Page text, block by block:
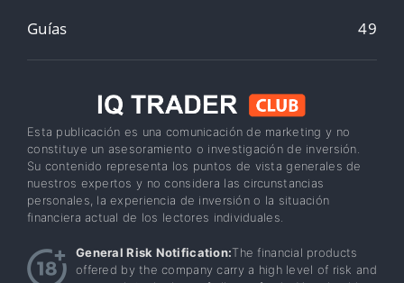
Guías 49
Esta publicación es una comunicación de marketing y no
constituye un asesoramiento o investigación de inversión.
Su contenido representa los puntos de vista generales de
nuestros expertos y no considera las circunstancias
personales, la experiencia de inversión o la situación
financiera actual de los lectores individuales.
General Risk Notification:The financial products
offered by the company carry a high level of risk and